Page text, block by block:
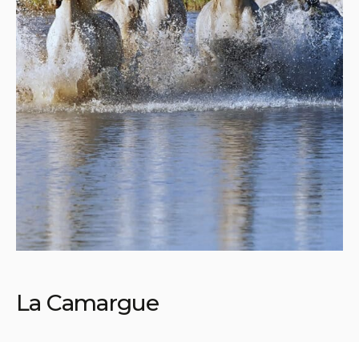
La Camargue